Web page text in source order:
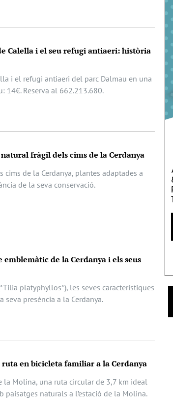
Calella i el seu refugi antiaeri: història
i el refugi antiaeri del parc Dalmau en una
14€. Reserva al 662.213.680.
fràgil dels cims de la Cerdanya
de la Cerdanya, plantes adaptades a
de la seva conservació.
de la Cerdanya i els seus
platyphyllos*), les seves característiques
presència a la Cerdanya.
en bicicleta familiar a la Cerdanya
la Molina, una ruta circular de 3,7 km ideal
paisatges naturals a l’estació de la Molina.